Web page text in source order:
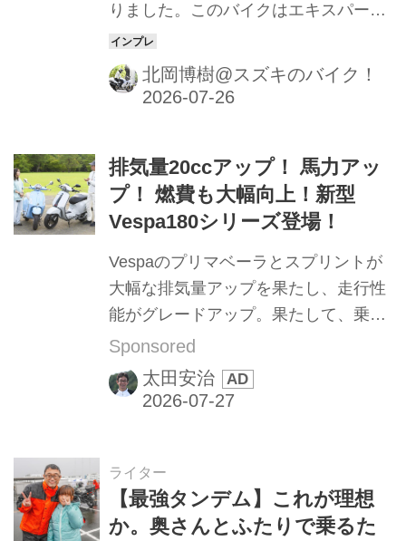
りました。このバイクはエキスパート
専用じゃない。むしろオフロード初心
者にこそおすすめできるかも？
北岡博樹@スズキのバイク！
排気量20ccアップ！ 馬力アッ
プ！ 燃費も大幅向上！新型
Vespa180シリーズ登場！
Vespaのプリマベーラとスプリントが
大幅な排気量アップを果たし、走行性
能がグレードアップ。果たして、乗車
フィーリングはどのように変化したの
か？ レポーターの太田安治とオートバ
イ女子部の“わっす”が語ります！
Sponsored
太田安治
ライター
【最強タンデム】これが理想
か。奥さんとふたりで乗るた